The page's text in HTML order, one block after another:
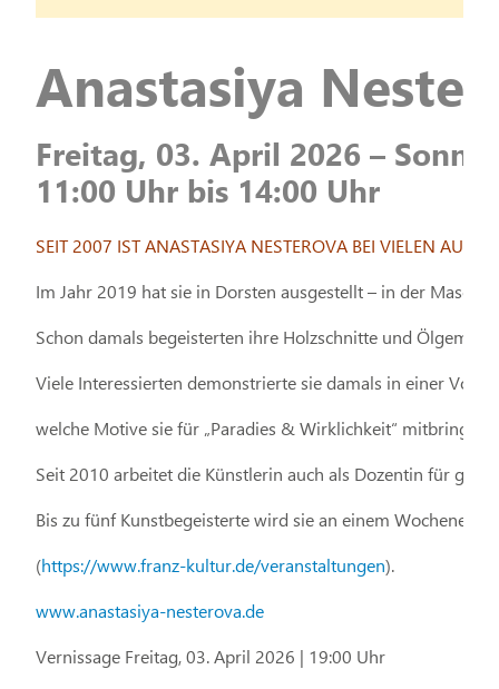
Anastasiya
Freitag, 03. April 2026 –
11:00 Uhr bis 14:00 Uhr
SEIT 2007 IST ANASTASIYA NESTEROVA BEI VIELEN
Im Jahr 2019 hat sie in Dorsten ausgestellt – in der
Schon damals begeisterten ihre Holzschnitte und
Viele Interessierten demonstrierte sie damals in einer
welche Motive sie für „Paradies & Wirklichkeit“ mitbringen
Seit 2010 arbeitet die Künstlerin auch als Dozentin für
Bis zu fünf Kunstbegeisterte wird sie an einem
(https://www.franz-kultur.de/veranstaltungen).
www.anastasiya-nesterova.de
Vernissage Freitag, 03. April 2026 | 19:00 Uhr